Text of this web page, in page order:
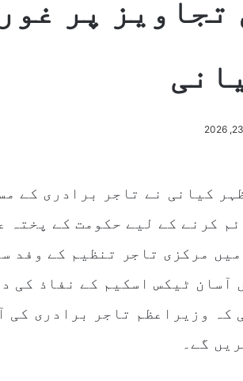
تجاویز پر
کیانی نے تاجر برادری کے
کرنے کے لیے حکومت کے پختہ
مرکزی تاجر تنظیم کے وفد
ٹیکس اسکیم کے نفاذ کی
کہ وزیراعظم تاجر برادری کی
گے۔